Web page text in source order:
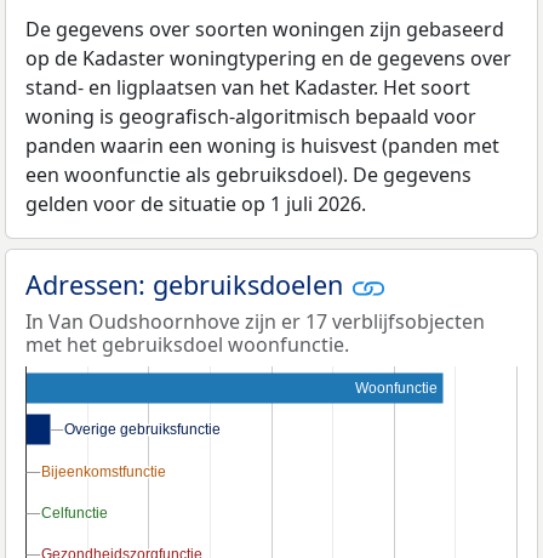
De gegevens over soorten woningen zijn gebaseerd
op de Kadaster woningtypering en de gegevens over
stand- en ligplaatsen van het Kadaster. Het soort
woning is geografisch-algoritmisch bepaald voor
panden waarin een woning is huisvest (panden met
een woonfunctie als gebruiksdoel). De gegevens
gelden voor de situatie op 1 juli 2026.
Adressen: gebruiksdoelen
In Van Oudshoornhove zijn er 17 verblijfsobjecten
met het gebruiksdoel woonfunctie.
Woonfunctie
Overige gebruiksfunctie
Overige gebruiksfunctie
Bijeenkomstfunctie
Bijeenkomstfunctie
Celfunctie
Celfunctie
Gezondheidszorgfunctie
Gezondheidszorgfunctie